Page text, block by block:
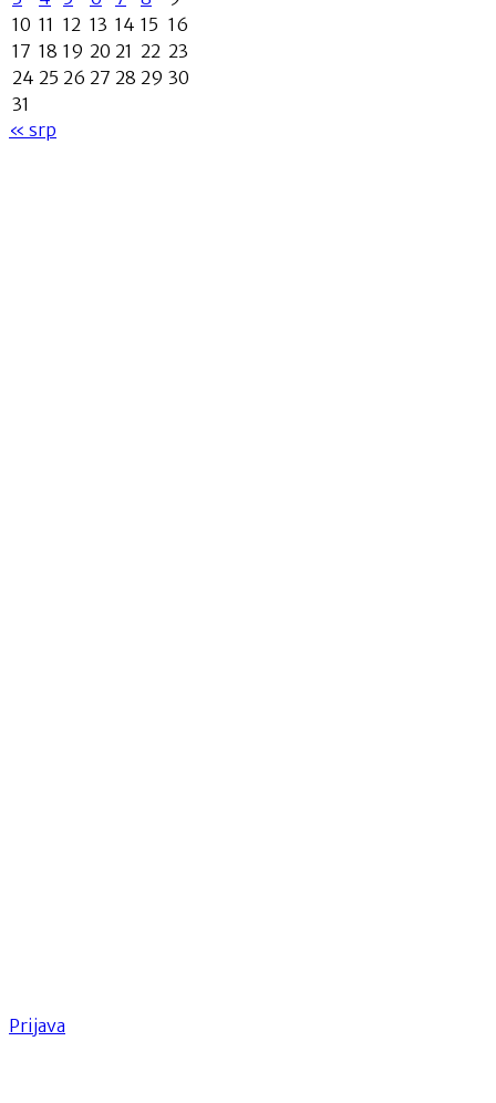
10 11 12 13 14 15 16
17 18 19 20 21 22 23
24 25 26 27 28 29 30
31
« srp
Prijava